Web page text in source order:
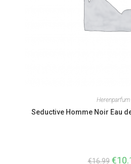
Herenparfum
Seductive Homme Noir Eau
€16.99 €